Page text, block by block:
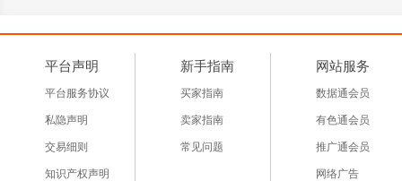
平台声明
平台服务协议
私隐声明
交易细则
知识产权声明
新手指南
买家指南
卖家指南
常见问题
网站服务
数据通会员
有色通会员
推广通会员
网络广告